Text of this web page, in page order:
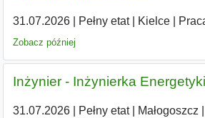
31.07.2026| Pełny etat| Kielce|
Zobacz później
Inżynier - Inżynierka Energetyki
31.07.2026| Pełny etat| Małogoszcz